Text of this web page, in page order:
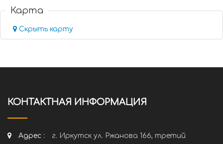
Карта
Скрыть карту
КОНТАКТНАЯ ИНФОРМАЦИЯ
Адрес :
г. Иркутск ул. Ржанова 166, третий